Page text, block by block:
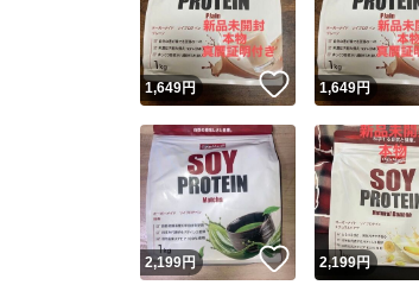
1,649円 いいね！
1,649円
2,199円 いいね！
2,199円